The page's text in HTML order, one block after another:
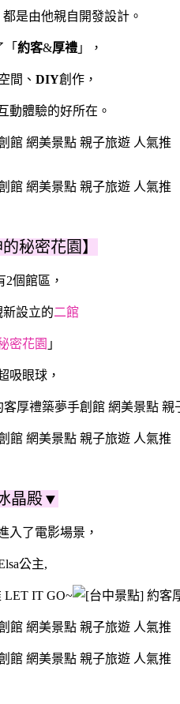
是由他親自開發設計。
「 約客&厚禮 」，
間、 DIY創作，
動體驗的好所在。
秘密花園】
2個館區，
設立的二館
密花園 」
吸眼球，
晶殿▼
入了電影場景，
公主,
LET IT GO~